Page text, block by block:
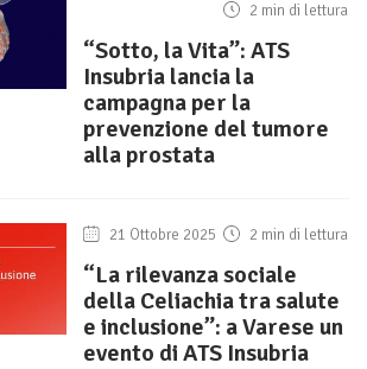
2 min di lettura
“Sotto, la Vita”: ATS
Insubria lancia la
campagna per la
prevenzione del tumore
alla prostata
21 Ottobre 2025 2 min di lettura
“La rilevanza sociale
della Celiachia tra salute
e inclusione”: a Varese un
evento di ATS Insubria